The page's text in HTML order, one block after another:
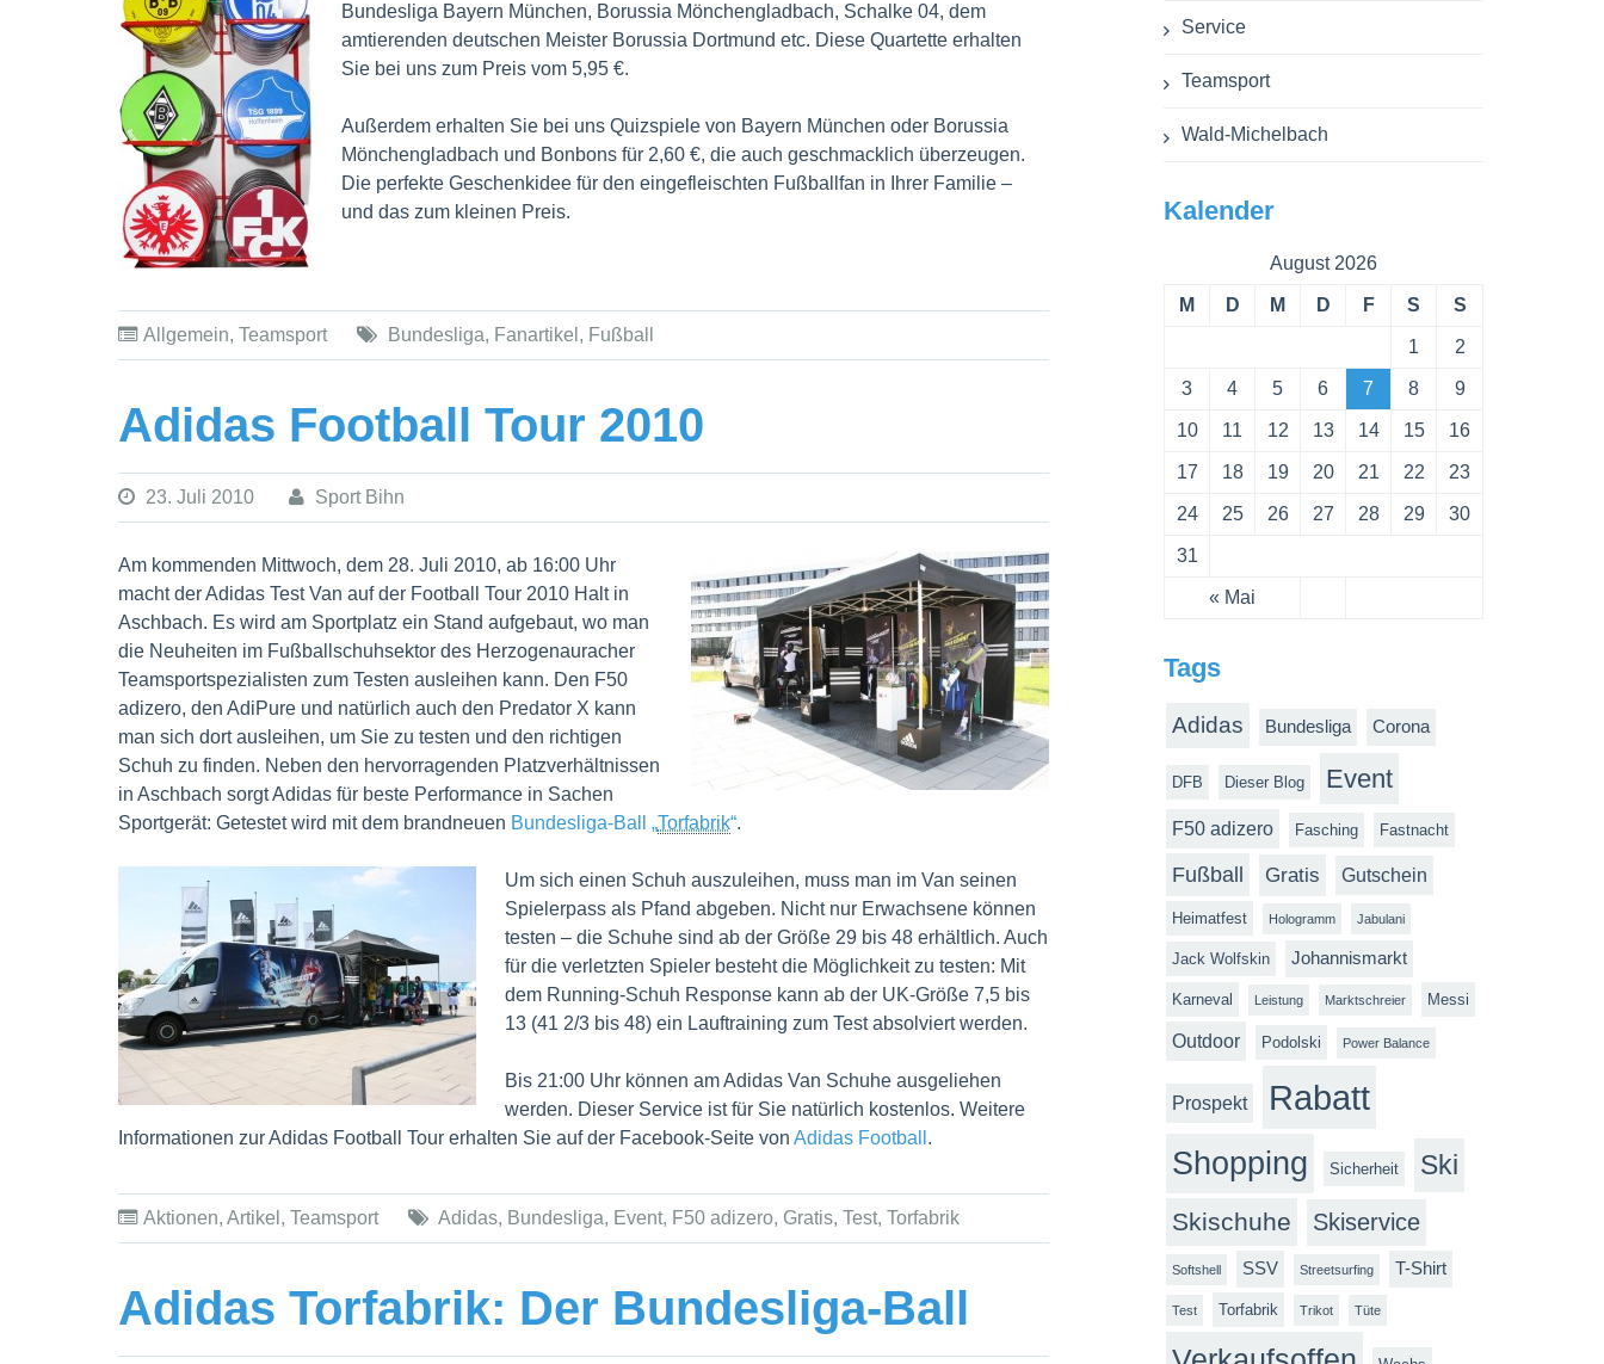
Bundesliga Bayern München, Borussia Mönchengladbach, Schalke 04, dem
amtierenden deutschen Meister Borussia Dortmund etc. Diese Quartette erhalten
Sie bei uns zum Preis vom 5,95 €.
Außerdem erhalten Sie bei uns Quizspiele von Bayern München oder Borussia
Mönchengladbach und Bonbons für 2,60 €, die auch geschmacklich überzeugen.
Die perfekte Geschenkidee für den eingefleischten Fußballfan in Ihrer Familie –
und das zum kleinen Preis.
Allgemein, Teamsport Bundesliga, Fanartikel , Fußball
Adidas Football Tour 2010
23. Juli 2010 Sport Bihn
Am kommenden Mittwoch, dem 28. Juli 2010, ab 16:00 Uhr
macht der Adidas Test Van auf der Football Tour 2010 Halt in
Aschbach. Es wird am Sportplatz ein Stand aufgebaut, wo man
die Neuheiten im Fußballschuhsektor des Herzogenauracher
Teamsportspezialisten zum Testen ausleihen kann. Den F50
adizero, den AdiPure und natürlich auch den Predator X kann
man sich dort ausleihen, um Sie zu testen und den richtigen
Schuh zu finden. Neben den hervorragenden Platzverhältnissen
in Aschbach sorgt Adidas für beste Performance in Sachen
Sportgerät: Getestet wird mit dem brandneuen Bundesliga-Ball „Torfabrik“.
Um sich einen Schuh auszuleihen, muss man im Van seinen
Spielerpass als Pfand abgeben. Nicht nur Erwachsene können
testen – die Schuhe sind ab der Größe 29 bis 48 erhältlich. Auch
für die verletzten Spieler besteht die Möglichkeit zu testen: Mit
dem Running-Schuh Response kann ab der UK-Größe 7,5 bis
13 (41 2/3 bis 48) ein Lauftraining zum Test absolviert werden.
Bis 21:00 Uhr können am Adidas Van Schuhe ausgeliehen
werden. Dieser Service ist für Sie natürlich kostenlos. Weitere
Informationen zur Adidas Football Tour erhalten Sie auf der Facebook-Seite von Adidas Football .
Aktionen, Artikel , Teamsport Adidas, Bundesliga, Event, F50 adizero, Gratis, Test, Torfabrik
Adidas Torfabrik: Der Bundesliga-Ball
Service
Teamsport
Wald-Michelbach
Kalender
August 2026
M D M D F S S
« Mai
1 2
3 4 5 6 7 8 9
10 11 12 13 14 15 16
17 18 19 20 21 22 23
24 25 26 27 28 29 30
31
Tags
Adidas Bundesliga Corona
DFB Dieser Blog Event
F50 adizero Fasching Fastnacht
Fußball Gratis Gutschein
Heimatfest Hologramm Jabulani
Jack Wolfskin Johannismarkt
Karneval Leistung Marktschreier Messi
Outdoor Podolski Power Balance
Prospekt Rabatt
Shopping Sicherheit Ski
Skischuhe Skiservice
Softshell SSV Streetsurfing T-Shirt
Test Torfabrik Trikot Tüte